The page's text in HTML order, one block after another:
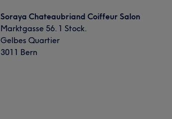
Soraya Chateaubriand Coiffeur Salon
Marktgasse 56. 1 Stock.
Gelbes Quartier
3011 Bern